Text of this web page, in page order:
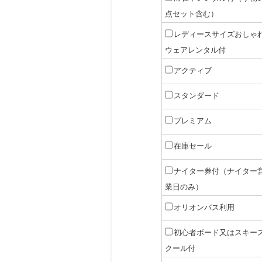
点セット含む）
レディースサイズおしゃ
ウェアレンタル付
アクティブ
スタンダード
プレミアム
在庫セール
ナイター券付（ナイター
業日のみ）
オリオンバス利用
初心者ボード又はスキー
クール付